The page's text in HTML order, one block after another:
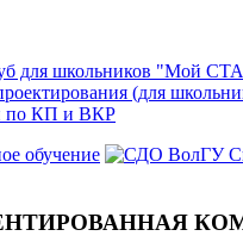
для школьников "Мой
(для
по КП и ВКР
обучение